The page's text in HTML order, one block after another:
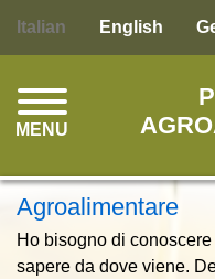
Italian English
MENU
Agroalimentare
Ho bisogno di
sapere da dove viene.